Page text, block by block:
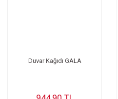
Duvar Kağıdı GALA